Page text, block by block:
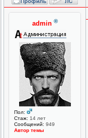
admin ®
Пол:
Стаж: 14 лет
Сообщений: 949
Автор темы